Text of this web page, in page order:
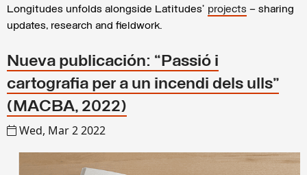
Longitudes unfolds alongside Latitudes’ projects – sharing
updates, research and fieldwork.
Nueva publicación: “Passió i
cartografia per a un incendi dels ulls”
(MACBA, 2022)
Wed, Mar 2 2022